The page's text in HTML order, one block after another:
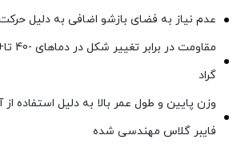
عدم نیاز به فضای بازشو اضافی به دلیل
گراد
وزن پایین و طول عمر بالا به دلیل استفاده
فایبر گلاس مهندسی شده